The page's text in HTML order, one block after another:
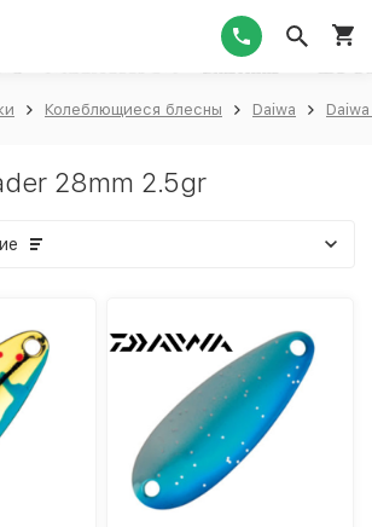
Колеблющиеся блесны Daiwa
28mm 2.5gr